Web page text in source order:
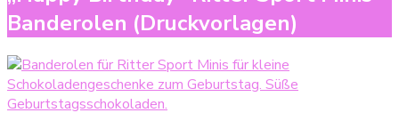
Banderolen (Druckvorlagen)